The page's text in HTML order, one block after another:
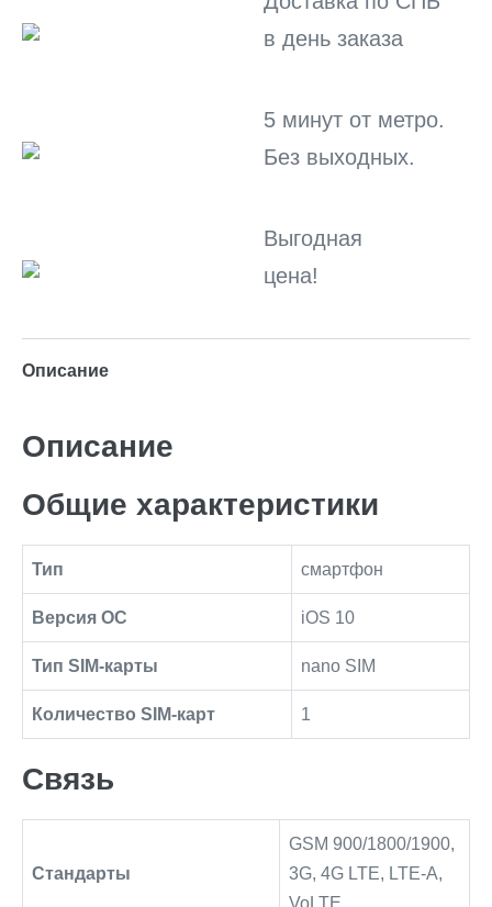
в день заказа
5 минут от метро.
Без выходных.
Выгодная
цена!
Описание
Описание
Общие характеристики
Тип смартфон
Версия ОС iOS 10
Тип SIM-карты nano SIM
Количество SIM-карт 1
Связь
Стандарты
GSM 900/1800/1900,
3G, 4G LTE, LTE-A,
VoLTE